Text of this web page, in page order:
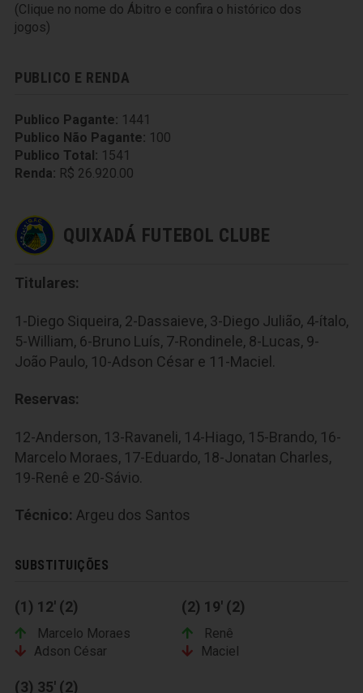
(Clique no nome do Ábitro e confira o histórico dos
jogos)
PUBLICO E RENDA
Publico Pagante: 1441
Publico Não Pagante: 100
Publico Total: 1541
Renda: R$ 26.920.00
QUIXADÁ FUTEBOL CLUBE
Titulares:
1-Diego Siqueira, 2-Dassaieve, 3-Diego Julião, 4-ítalo,
5-William, 6-Bruno Luís, 7-Rondinele, 8-Lucas, 9-
João Paulo, 10-Adson César e 11-Maciel.
Reservas:
12-Anderson, 13-Ravaneli, 14-Hiago, 15-Brando, 16-
Marcelo Moraes, 17-Eduardo, 18-Jonatan Charles,
19-Renê e 20-Sávio.
Técnico: Argeu dos Santos
SUBSTITUIÇÕES
(1) 12' (2)
Marcelo Moraes
Adson César
(2) 19' (2)
Renê
Maciel
(3) 35' (2)